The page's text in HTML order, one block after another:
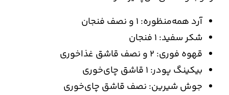
آرد همه‌منظوره: 1 و نصف فنجان
شکر سفید: 1 فنجان
قهوه فوری: 2 و نصف قاشق غذاخوری
بیکینگ پودر: 1 قاشق چای‌خوری
جوش شیرین: نصف قاشق چای‌خوری